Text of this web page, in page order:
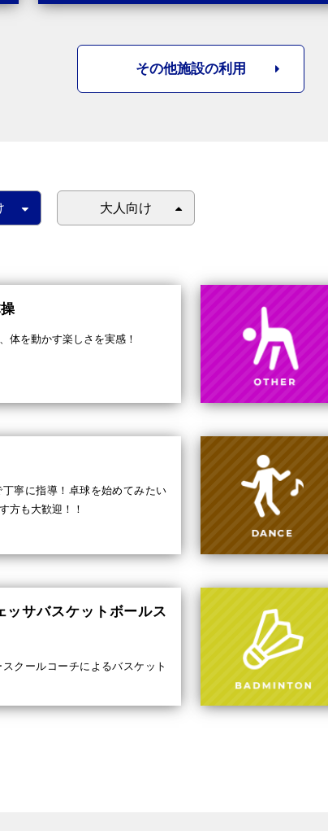
その他施設の利用
大人向け
体を動かす楽しさを実感！
寧に指導！卓球を始めてみたい
方も大歓迎！！
ッサバスケットボールス
クールコーチによるバスケット